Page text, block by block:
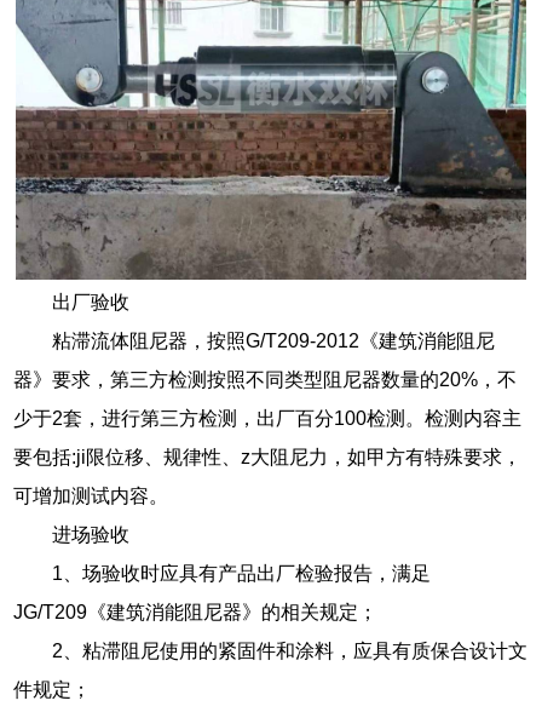
出厂验收
粘滞流体阻尼器，按照G/T209-2012《建筑消能阻尼
器》要求，第三方检测按照不同类型阻尼器数量的20%，不
少于2套，进行第三方检测，出厂百分100检测。检测内容主
要包括:ji限位移、规律性、z大阻尼力，如甲方有特殊要求，
可增加测试内容。
进场验收
1、场验收时应具有产品出厂检验报告，满足
JG/T209《建筑消能阻尼器》的相关规定；
2、粘滞阻尼使用的紧固件和涂料，应具有质保合设计文
件规定；